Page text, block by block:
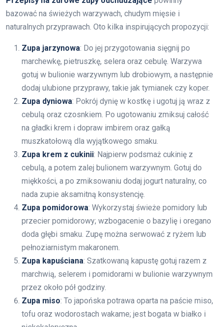
bazować na świeżych warzywach, chudym mięsie i
naturalnych przyprawach. Oto kilka inspirujących propozycji:
Zupa jarzynowa: Do jej przygotowania sięgnij po
marchewkę, pietruszkę, selera oraz cebulę. Warzywa
gotuj w bulionie warzywnym lub drobiowym, a następnie
dodaj ulubione przyprawy, takie jak tymianek czy koper.
Zupa dyniowa: Pokrój dynię w kostkę i ugotuj ją wraz z
cebulą oraz czosnkiem. Po ugotowaniu zmiksuj całość
na gładki krem i dopraw imbirem oraz gałką
muszkatołową dla wyjątkowego smaku.
Zupa krem z cukinii: Najpierw podsmaż cukinię z
cebulą, a potem zalej bulionem warzywnym. Gotuj do
miękkości, a po zmiksowaniu dodaj jogurt naturalny, co
nada zupie aksamitną konsystencję.
Zupa pomidorowa: Wykorzystaj świeże pomidory lub
przecier pomidorowy; wzbogacenie o bazylię i oregano
doda głębi smaku. Zupę można serwować z ryżem lub
pełnoziarnistym makaronem.
Zupa kapuściana: Szatkowaną kapustę gotuj razem z
marchwią, selerem i pomidorami w bulionie warzywnym
przez około pół godziny.
Zupa miso: To japońska potrawa oparta na paście miso,
tofu oraz wodorostach wakame; jest bogata w białko i